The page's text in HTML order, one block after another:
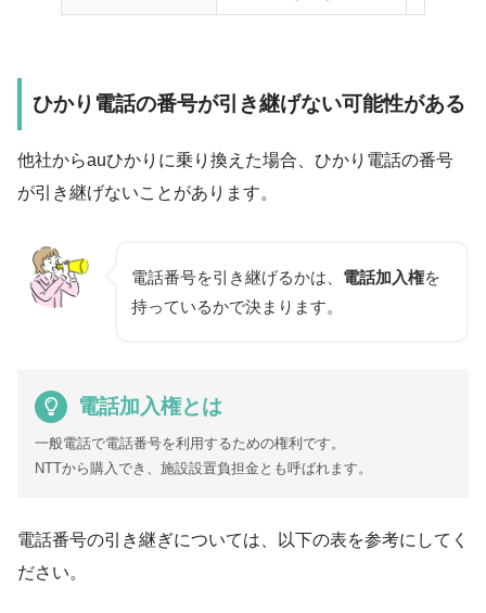
ひかり電話の番号が引き継げない可能性がある
他社からauひかりに乗り換えた場合、ひかり電話の番号
が引き継げないことがあります。
電話番号を引き継げるかは、 電話加入権を
持っているかで決まります。
電話加入権とは
一般電話で電話番号を利用するための権利です。
NTTから購入でき、施設設置負担金とも呼ばれます。
電話番号の引き継ぎについては、以下の表を参考にしてく
ださい。